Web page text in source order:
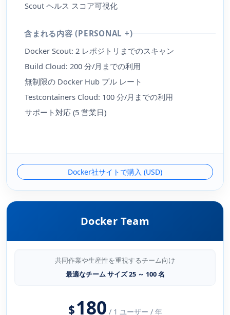
Scout ヘルス スコア可視化
含まれる内容 (PERSONAL +)
Docker Scout: 2 レポジトリまでのスキャン
Build Cloud: 200 分/月までの利用
無制限の Docker Hub プル レート
Testcontainers Cloud: 100 分/月までの利用
サポート対応 (5 営業日)
Docker社サイトで購入 (USD)
Docker Team
共同作業や生産性を重視するチーム向け
最適なチーム サイズ 25 ～ 100 名
$180 / 1 ユーザー / 年